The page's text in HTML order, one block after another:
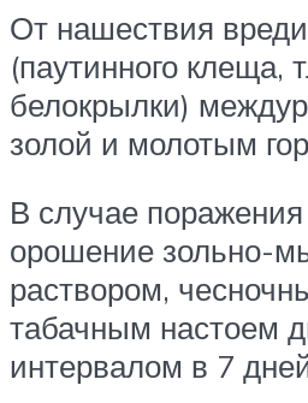
От нашествия
(паутинного клеща,
белокрылки)
золой и молотым
В случае
орошение зольно-
раствором,
табачным настоем
интервалом в 7